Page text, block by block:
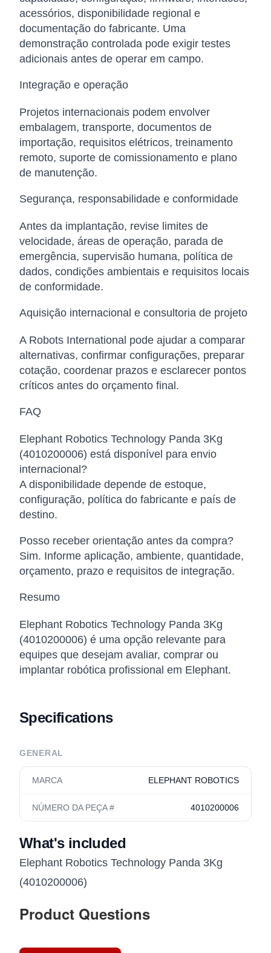
acessórios, disponibilidade regional e
documentação do fabricante. Uma
demonstração controlada pode exigir testes
adicionais antes de operar em campo.
Integração e operação
Projetos internacionais podem envolver
embalagem, transporte, documentos de
importação, requisitos elétricos, treinamento
remoto, suporte de comissionamento e plano
de manutenção.
Segurança, responsabilidade e conformidade
Antes da implantação, revise limites de
velocidade, áreas de operação, parada de
emergência, supervisão humana, política de
dados, condições ambientais e requisitos locais
de conformidade.
Aquisição internacional e consultoria de projeto
A Robots International pode ajudar a comparar
alternativas, confirmar configurações, preparar
cotação, coordenar prazos e esclarecer pontos
críticos antes do orçamento final.
FAQ
Elephant Robotics Technology Panda 3Kg
(4010200006) está disponível para envio
internacional?
A disponibilidade depende de estoque,
configuração, política do fabricante e país de
destino.
Posso receber orientação antes da compra?
Sim. Informe aplicação, ambiente, quantidade,
orçamento, prazo e requisitos de integração.
Resumo
Elephant Robotics Technology Panda 3Kg
(4010200006) é uma opção relevante para
equipes que desejam avaliar, comprar ou
implantar robótica profissional em Elephant.
Specifications
GENERAL
MARCA ELEPHANT ROBOTICS
NÚMERO DA PEÇA # 4010200006
What's included
Elephant Robotics Technology Panda 3Kg
(4010200006)
Product Questions